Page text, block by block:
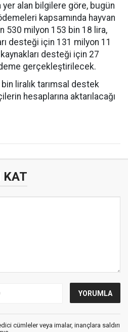
yer alan bilgilere göre, bugün
kapsamında hayvan
530 milyon 153 bin 18 lira,
desteği için 131 milyon 11
desteği için 27
gerçekleştirilecek.
liralık tarımsal destek
hesaplarına aktarılacağı
KAT
cümleler veya imalar, inançlara saldırı